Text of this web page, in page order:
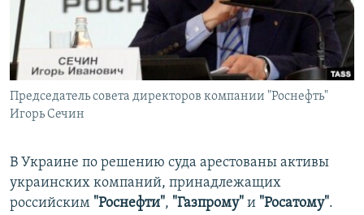
ПОБЕДИТЕЛЕЙ НЕ СУДЯТ?
КРЫМ.НЕПОКОРЕННЫЙ
ELIFBE
УКРАИНСКАЯ ПРОБЛЕМА КРЫМА
ПРИСОЕДИНЯЙТЕСЬ!
Все сайты RFE/RL
Председатель совета директоров компании "Роснефть"
Игорь Сечин
В Украине по решению суда арестованы активы
украинских компаний, принадлежащих
российским "Роснефти", "Газпрому" и "Росатому".